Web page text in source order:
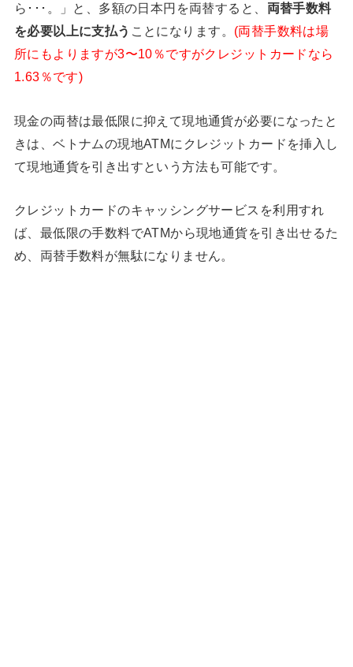
ら･･･。」と、多額の日本円を両替すると、 両替手数料
を必要以上に支払う ことになります。 (両替手数料は場
所にもよりますが3〜10％ですがクレジットカードなら
1.63％です)
現金の両替は最低限に抑えて現地通貨が必要になったと
きは、ベトナムの現地ATMにクレジットカードを挿入し
て現地通貨を引き出すという方法も可能です。
クレジットカードのキャッシングサービスを利用すれ
ば、最低限の手数料でATMから現地通貨を引き出せるた
め、両替手数料が無駄になりません。